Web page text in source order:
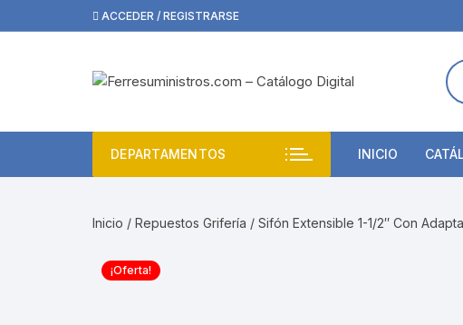
al
ACCEDER / REGISTRARSE
DEPARTAMENTOS INICIO
Inicio / Repuestos Grifería / Sifón Extensible 1-1/2″ Con
¡Oferta!